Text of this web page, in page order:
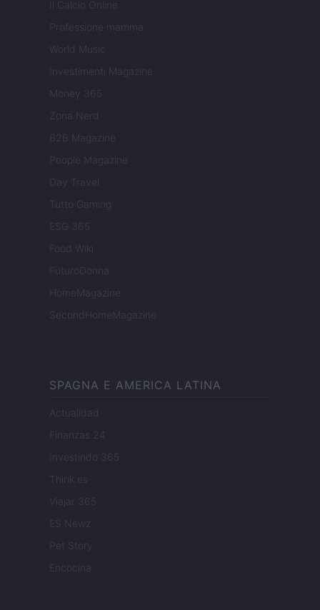
Il Calcio Online
Professione mamma
World Music
Investimenti Magazine
Money 365
Zona Nerd
B2B Magazine
People Magazine
Day Travel
Tutto Gaming
ESG 365
Food Wiki
FuturoDonna
HomeMagazine
SecondHomeMagazine
SPAGNA E AMERICA LATINA
Actualidad
Finanzas 24
Investindo 365
Think.es
Viajar 365
ES Newz
Pet Story
Encocina